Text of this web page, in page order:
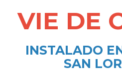
VIE DE
INSTALADO
SAN